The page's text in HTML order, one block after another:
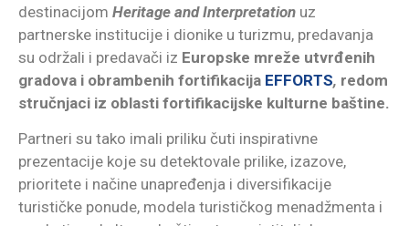
destinacijom Heritage and Interpretation uz
partnerske institucije i dionike u turizmu, predavanja
su održali i predavači iz Europske mreže utvrđenih
gradova i obrambenih fortifikacija EFFORTS, redom
stručnjaci iz oblasti fortifikacijske kulturne baštine.
Partneri su tako imali priliku čuti inspirativne
prezentacije koje su detektovale prilike, izazove,
prioritete i načine unapređenja i diversifikacije
turističke ponude, modela turističkog menadžmenta i